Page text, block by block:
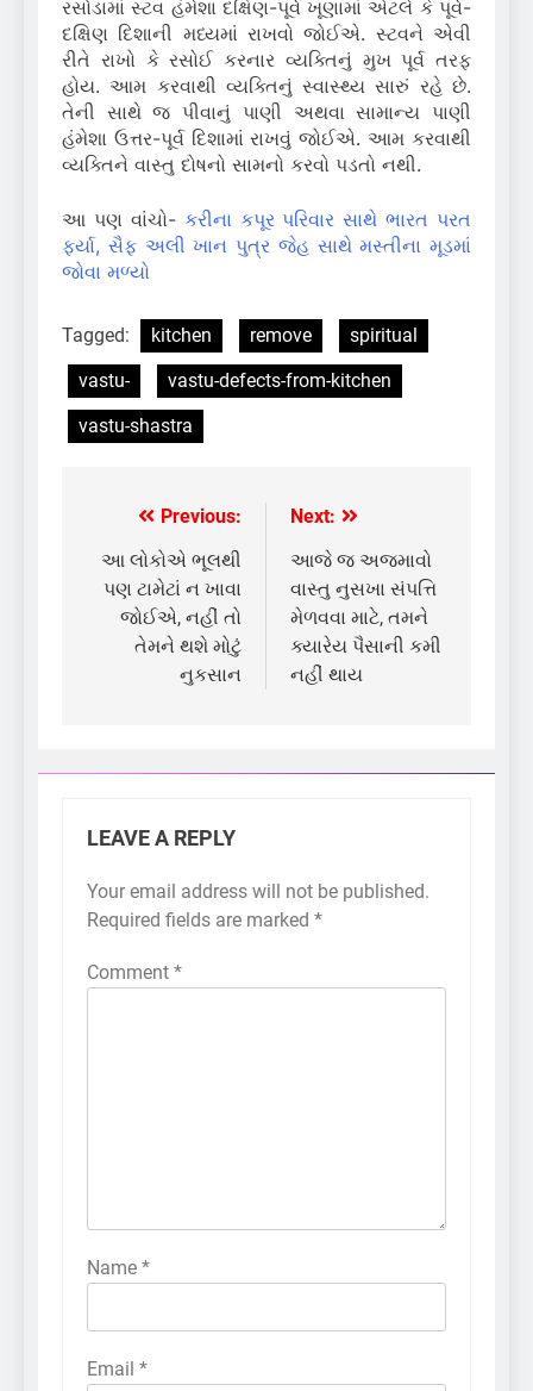
રસોડામાં સ્ટવ હંમેશા દક્ષિણ-પૂર્વ ખૂણામાં એટલે કે પૂર્વ-
દક્ષિણ દિશાની મધ્યમાં રાખવો જોઈએ. સ્ટવને એવી
રીતે રાખો કે રસોઈ કરનાર વ્યક્તિનું મુખ પૂર્વ તરફ
હોય. આમ કરવાથી વ્યક્તિનું સ્વાસ્થ્ય સારું રહે છે.
તેની સાથે જ પીવાનું પાણી અથવા સામાન્ય પાણી
હંમેશા ઉત્તર-પૂર્વ દિશામાં રાખવું જોઈએ. આમ કરવાથી
વ્યક્તિને વાસ્તુ દોષનો સામનો કરવો પડતો નથી.
આ પણ વાંચો- કરીના કપૂર પરિવાર સાથે ભારત પરત
ફર્યા, સૈફ અલી ખાન પુત્ર જેહ સાથે મસ્તીના મૂડમાં
જોવા મળ્યો
Tagged: kitchen remove
spiritual
vastu-
vastu-defects-from-kitchen
vastu-shastra
Post
navigation
Previous:
આ લોકોએ ભૂલથી
પણ ટામેટાં ન ખાવા
જોઈએ, નહીં તો
તેમને થશે મોટું
નુકસાન
Next:
આજે જ અજમાવો
વાસ્તુ નુસખા સંપત્તિ
મેળવવા માટે, તમને
ક્યારેય પૈસાની કમી
નહીં થાય
LEAVE A REPLY
Your email address will not be published.
Required fields are marked *
Comment *
Name *
Email *